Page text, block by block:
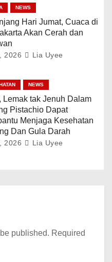
NEWS
Hari Jumat, Cuaca di
Akan Cerah dan
2026 Lia Uyee
NEWS
Lemak tak Jenuh Dalam
Pistachio Dapat
Menjaga Kesehatan
Dan Gula Darah
2026 Lia Uyee
published. Required